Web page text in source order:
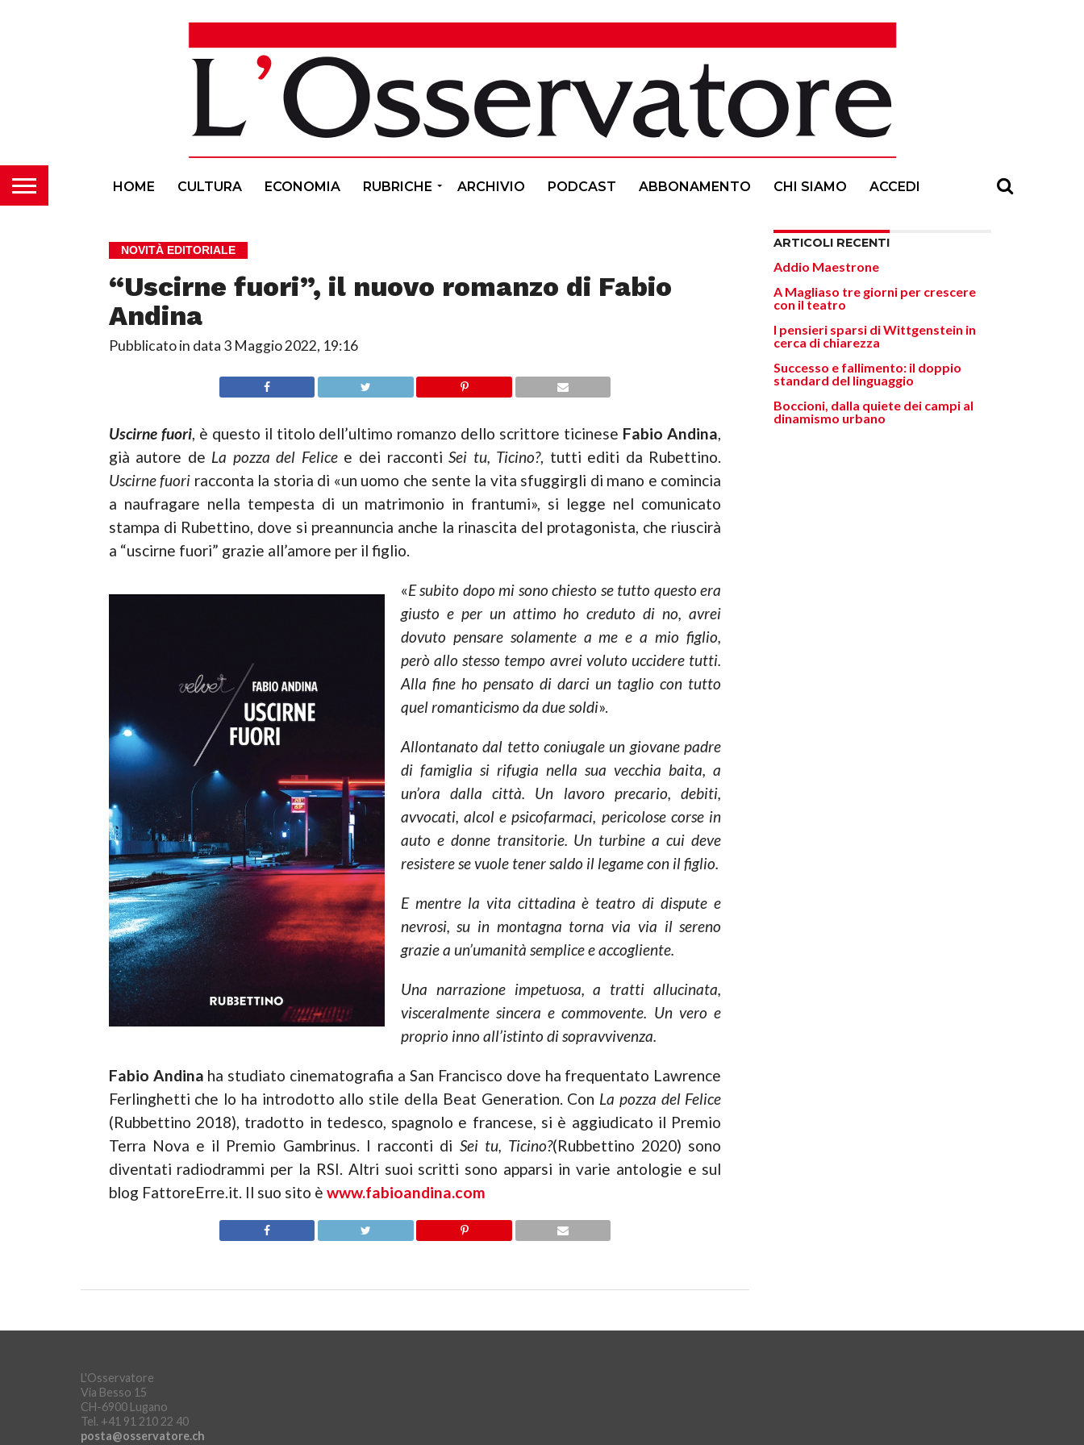
HOME CULTURA ECONOMIA RUBRICHE ARCHIVIO PODCAST ABBONAMENTO CHI SIAMO ACCEDI
NOVITÀ EDITORIALE
“Uscirne fuori”, il nuovo romanzo di Fabio
Andina
Pubblicato in data 3 Maggio 2022, 19:16
Uscirne fuori, è questo il titolo dell’ultimo romanzo dello scrittore ticinese Fabio Andina,
già autore de La pozza del Felicee dei raccontiSei tu, Ticino?, tutti editi da Rubettino.
Uscirne fuori racconta la storia di «un uomo che sente la vita sfuggirgli di mano e comincia
a naufragare nella tempesta di un matrimonio in frantumi», si legge nel comunicato
stampa di Rubettino, dove si preannuncia anche la rinascita del protagonista, che riuscirà
a “uscirne fuori” grazie all’amore per il figlio.
«E subito dopo mi sono chiesto se tutto questo era
giusto e per un attimo ho creduto di no, avrei
dovuto pensare solamente a me e a mio figlio,
però allo stesso tempo avrei voluto uccidere tutti.
Alla fine ho pensato di darci un taglio con tutto
quel romanticismo da due soldi».
Allontanato dal tetto coniugale un giovane padre
di famiglia si rifugia nella sua vecchia baita, a
un’ora dalla città. Un lavoro precario, debiti,
avvocati, alcol e psicofarmaci, pericolose corse in
auto e donne transitorie. Un turbine a cui deve
resistere se vuole tener saldo il legame con il figlio.
E mentre la vita cittadina è teatro di dispute e
nevrosi, su in montagna torna via via il sereno
grazie a un’umanità semplice e accogliente.
Una narrazione impetuosa, a tratti allucinata,
visceralmente sincera e commovente. Un vero e
proprio inno all’istinto di sopravvivenza.
Fabio Andina ha studiato cinematografia a San Francisco dove ha frequentato Lawrence
Ferlinghetti che lo ha introdotto allo stile della Beat Generation. Con La pozza del Felice
(Rubbettino 2018), tradotto in tedesco, spagnolo e francese, si è aggiudicato il Premio
Terra Nova e il Premio Gambrinus. I racconti di Sei tu, Ticino?(Rubbettino 2020) sono
diventati radiodrammi per la RSI. Altri suoi scritti sono apparsi in varie antologie e sul
blog FattoreErre.it. Il suo sito è www.fabioandina.com
ARTICOLI RECENTI
Addio Maestrone
A Magliaso tre giorni per crescere
con il teatro
I pensieri sparsi di Wittgenstein in
cerca di chiarezza
Successo e fallimento: il doppio
standard del linguaggio
Boccioni, dalla quiete dei campi al
dinamismo urbano
L'Osservatore
Via Besso 15
CH-6900 Lugano
Tel. +41 91 210 22 40
posta@osservatore.ch